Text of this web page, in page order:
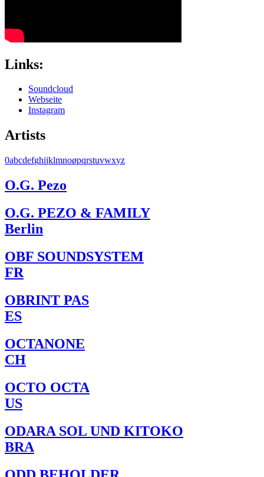
Links:
Soundcloud
Webseite
Instagram
Artists
0abcdefghijklmnoøpqrstuvwxyz
O.G. Pezo
O.G. PEZO & FAMILY
Berlin
OBF SOUNDSYSTEM
FR
OBRINT PAS
ES
OCTANONE
CH
OCTO OCTA
US
ODARA SOL UND KITOKO
BRA